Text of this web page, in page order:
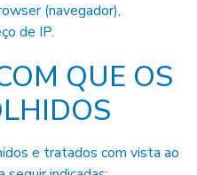
(navegador),
de IP.
QUE OS
e tratados com vista ao